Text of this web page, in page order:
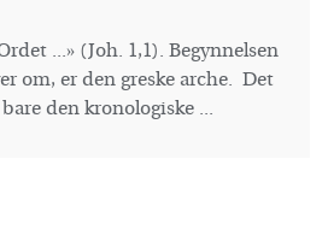
...» (Joh. 1,1). Begynnelsen
om, er den greske arche. Det
den kronologiske ...